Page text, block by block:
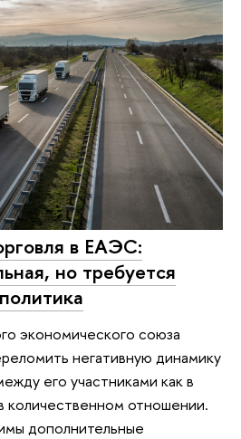
в ЕАЭС:
но требуется
экономического союза
негативную динамику
его участниками как в
количественном отношении.
дополнительные